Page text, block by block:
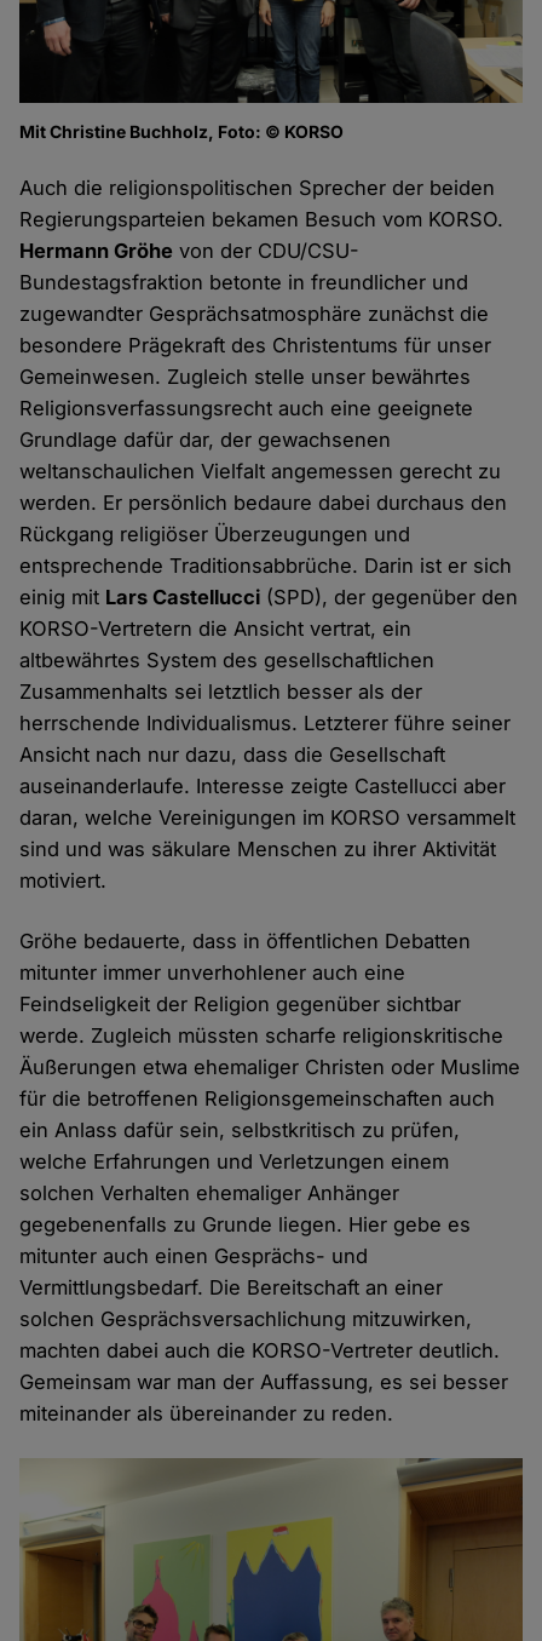
Mit Christine Buchholz, Foto: © KORSO
Auch die religionspolitischen Sprecher der beiden
Regierungsparteien bekamen Besuch vom KORSO.
Hermann Gröhe von der CDU/CSU-
Bundestagsfraktion betonte in freundlicher und
zugewandter Gesprächsatmosphäre zunächst die
besondere Prägekraft des Christentums für unser
Gemeinwesen. Zugleich stelle unser bewährtes
Religionsverfassungsrecht auch eine geeignete
Grundlage dafür dar, der gewachsenen
weltanschaulichen Vielfalt angemessen gerecht zu
werden. Er persönlich bedaure dabei durchaus den
Rückgang religiöser Überzeugungen und
entsprechende Traditionsabbrüche. Darin ist er sich
einig mit Lars Castellucci (SPD), der gegenüber den
KORSO-Vertretern die Ansicht vertrat, ein
altbewährtes System des gesellschaftlichen
Zusammenhalts sei letztlich besser als der
herrschende Individualismus. Letzterer führe seiner
Ansicht nach nur dazu, dass die Gesellschaft
auseinanderlaufe. Interesse zeigte Castellucci aber
daran, welche Vereinigungen im KORSO versammelt
sind und was säkulare Menschen zu ihrer Aktivität
motiviert.
Gröhe bedauerte, dass in öffentlichen Debatten
mitunter immer unverhohlener auch eine
Feindseligkeit der Religion gegenüber sichtbar
werde. Zugleich müssten scharfe religionskritische
Äußerungen etwa ehemaliger Christen oder Muslime
für die betroffenen Religionsgemeinschaften auch
ein Anlass dafür sein, selbstkritisch zu prüfen,
welche Erfahrungen und Verletzungen einem
solchen Verhalten ehemaliger Anhänger
gegebenenfalls zu Grunde liegen. Hier gebe es
mitunter auch einen Gesprächs- und
Vermittlungsbedarf. Die Bereitschaft an einer
solchen Gesprächsversachlichung mitzuwirken,
machten dabei auch die KORSO-Vertreter deutlich.
Gemeinsam war man der Auffassung, es sei besser
miteinander als übereinander zu reden.